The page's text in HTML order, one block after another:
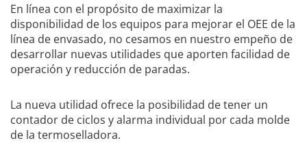
En línea con el propósito de maximizar la
disponibilidad de los equipos para mejorar el OEE de la
línea de envasado, no cesamos en nuestro empeño de
desarrollar nuevas utilidades que aporten facilidad de
operación y reducción de paradas.
La nueva utilidad ofrece la posibilidad de tener un
contador de ciclos y alarma individual por cada molde
de la termoselladora.